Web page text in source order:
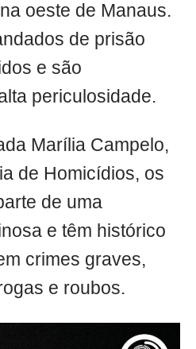
oeste de Manaus.
de prisão
e são
periculosidade.
Marília Campelo,
de Homicídios, os
de uma
e têm histórico
crimes graves,
e roubos.